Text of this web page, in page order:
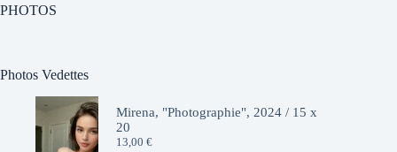
PHOTOS
Photos Vedettes
Mirena, "Photographie", 2024 / 15 x
20
13,00 €